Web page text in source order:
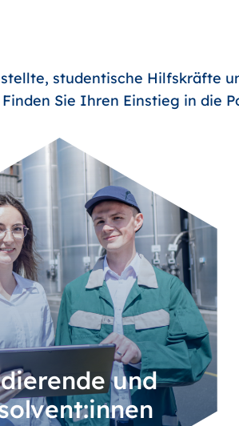
studentische Hilfskräfte
Sie Ihren Einstieg in die
und